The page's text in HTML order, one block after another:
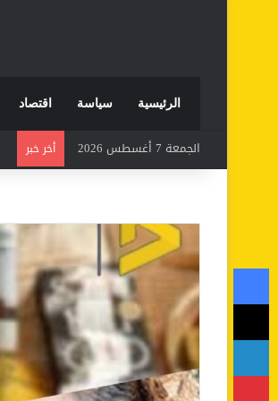
الرئيسية سياسة اقتصاد
الجمعة 7 أغسطس 2026 أخر خبر
فيسبوك
لينكدإن
بينتيريست